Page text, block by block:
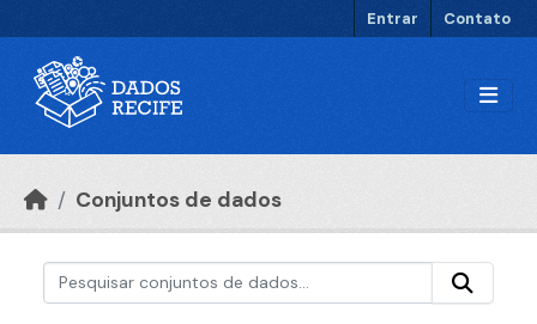
Entrar Contato
Conjuntos de dados